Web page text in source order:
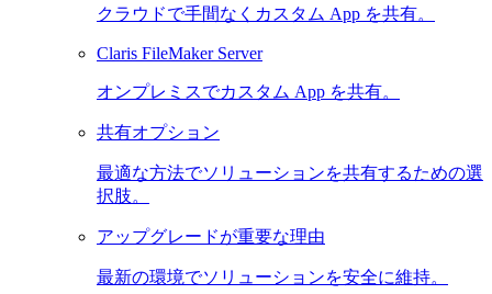
クラウドで手間なくカスタム App を共有。
Claris FileMaker Server
オンプレミスでカスタム App を共有。
共有オプション
最適な方法でソリューションを共有するための選
択肢。
アップグレードが重要な理由
最新の環境でソリューションを安全に維持。